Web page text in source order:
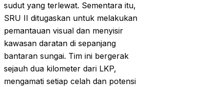
sudut yang terlewat. Sementara itu,
SRU II ditugaskan untuk melakukan
pemantauan visual dan menyisir
kawasan daratan di sepanjang
bantaran sungai. Tim ini bergerak
sejauh dua kilometer dari LKP,
mengamati setiap celah dan potensi